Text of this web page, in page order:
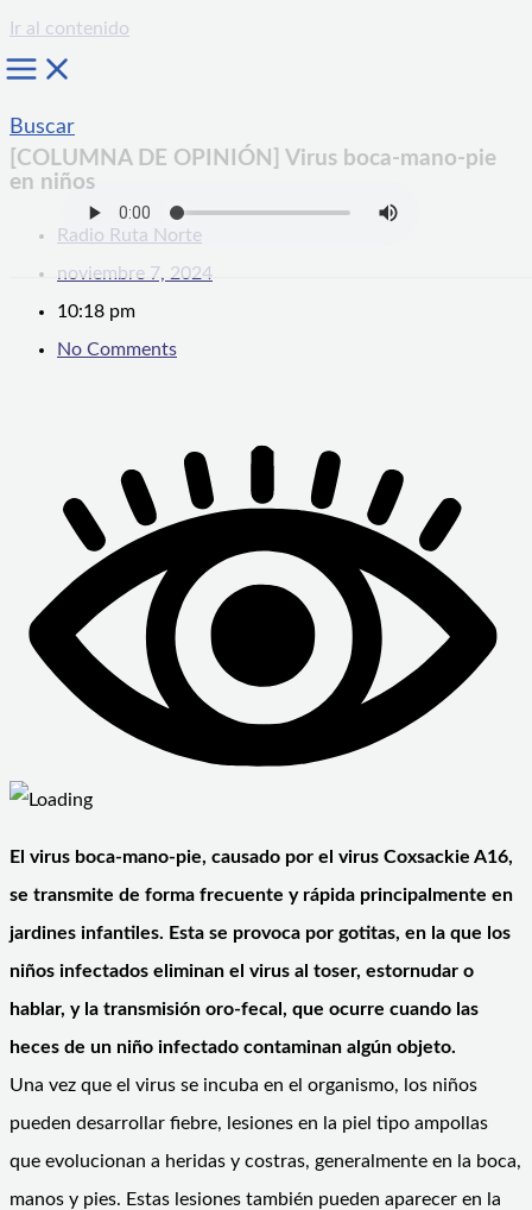
Ir al contenido
Buscar
[COLUMNA DE OPINIÓN] Virus boca-mano-pie
en niños
Radio Ruta Norte
noviembre 7, 2024
10:18 pm
No Comments
El virus boca-mano-pie, causado por el virus Coxsackie A16,
se transmite de forma frecuente y rápida principalmente en
jardines infantiles. Esta se provoca por gotitas, en la que los
niños infectados eliminan el virus al toser, estornudar o
hablar, y la transmisión oro-fecal, que ocurre cuando las
heces de un niño infectado contaminan algún objeto.
Una vez que el virus se incuba en el organismo, los niños
pueden desarrollar fiebre, lesiones en la piel tipo ampollas
que evolucionan a heridas y costras, generalmente en la boca,
manos y pies. Estas lesiones también pueden aparecer en la